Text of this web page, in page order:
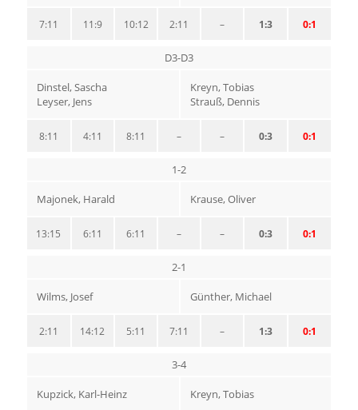
0:1
1:3
–
2:11
10:12
11:9
7:11
D3-D3
Dinstel, Sascha
Leyser, Jens
Kreyn, Tobias
Strauß, Dennis
0:1
0:3
–
–
8:11
4:11
8:11
1-2
Majonek, Harald Krause, Oliver
0:1
0:3
–
–
6:11
6:11
13:15
2-1
Wilms, Josef Günther, Michael
0:1
1:3
–
7:11
5:11
14:12
2:11
3-4
Kupzick, Karl-Heinz Kreyn, Tobias